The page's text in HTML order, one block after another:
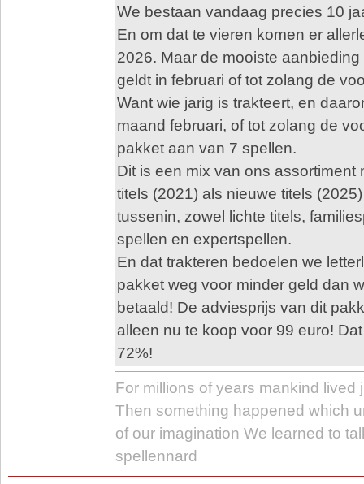
We bestaan vandaag precies 10
En om dat te vieren komen er
2026. Maar de mooiste
geldt in februari of tot zolang de
Want wie jarig is trakteert, en
maand februari, of tot zolang de
pakket aan van 7 spellen.
Dit is een mix van ons assortiment
titels (2021) als nieuwe titels
tussenin, zowel lichte titels,
spellen en expertspellen.
En dat trakteren bedoelen we
pakket weg voor minder geld dan
betaald! De adviesprijs van dit
alleen nu te koop voor 99 euro!
72%!
For millions of years mankind lived
Then something happened which
of our imagination We learned to
spellennard